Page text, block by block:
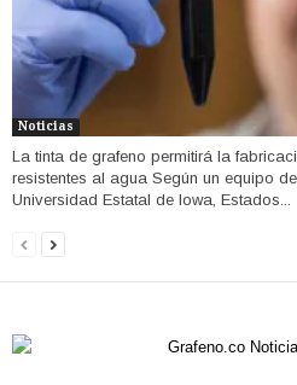
Noticias
La tinta de grafeno permitirá la
resistentes al agua Según un equipo
Universidad Estatal de Iowa, Estados...